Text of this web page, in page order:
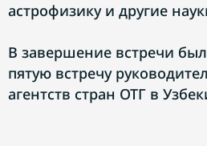
астрофизику и другие
В завершение встречи
пятую встречу
агентств стран ОТГ в